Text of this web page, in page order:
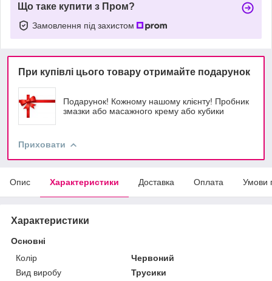
Що таке купити з Пром?
Замовлення під захистом
При купівлі цього товару отримайте подарунок
Подарунок! Кожному нашому клієнту! Пробник
змазки або масажного крему або кубики
Приховати
Опис Характеристики Доставка Оплата Умови
Характеристики
Основні
Колір
Червоний
Вид виробу
Трусики